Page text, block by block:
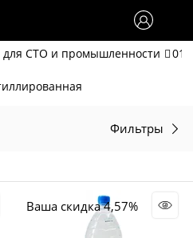
для СТО и промышленности 01.
Фильтры
Ваша скидка 4,57%